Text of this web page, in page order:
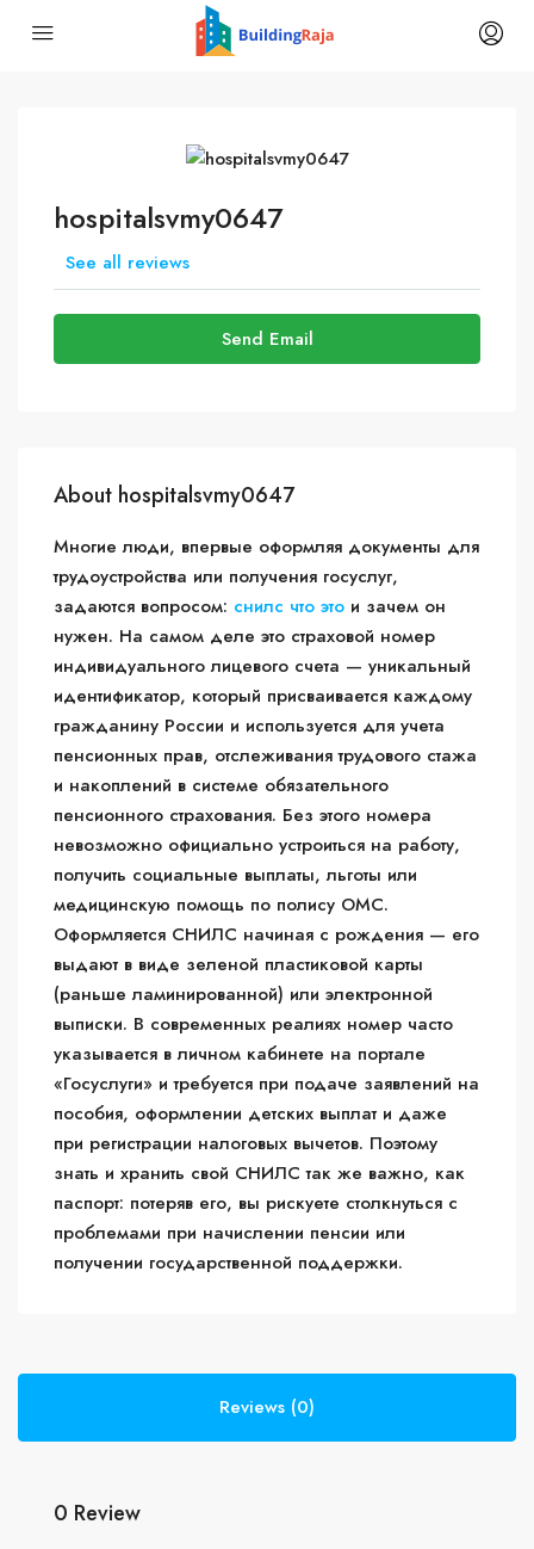
hospitalsvmy0647
See all reviews
Send Email
About hospitalsvmy0647
Многие люди, впервые оформляя документы для
трудоустройства или получения госуслуг,
задаются вопросом: снилс что это и зачем он
нужен. На самом деле это страховой номер
индивидуального лицевого счета — уникальный
идентификатор, который присваивается каждому
гражданину России и используется для учета
пенсионных прав, отслеживания трудового стажа
и накоплений в системе обязательного
пенсионного страхования. Без этого номера
невозможно официально устроиться на работу,
получить социальные выплаты, льготы или
медицинскую помощь по полису ОМС.
Оформляется СНИЛС начиная с рождения — его
выдают в виде зеленой пластиковой карты
(раньше ламинированной) или электронной
выписки. В современных реалиях номер часто
указывается в личном кабинете на портале
«Госуслуги» и требуется при подаче заявлений на
пособия, оформлении детских выплат и даже
при регистрации налоговых вычетов. Поэтому
знать и хранить свой СНИЛС так же важно, как
паспорт: потеряв его, вы рискуете столкнуться с
проблемами при начислении пенсии или
получении государственной поддержки.
Reviews (0)
0 Review